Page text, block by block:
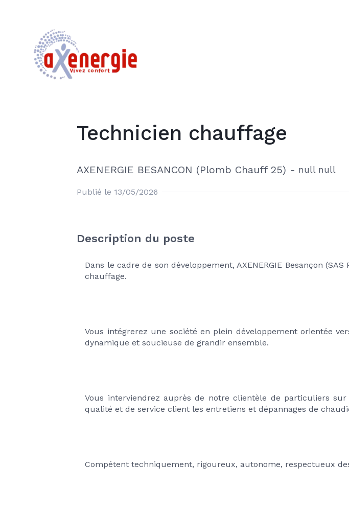
Technicien chauffage
AXENERGIE BESANCON (Plomb Chauff 25) - null null
Publié le 13/05/2026
Description du poste
Dans le cadre de son développement, AXENERGIE Besançon
chauffage.
Vous intégrerez une société en plein développement orientée
dynamique et soucieuse de grandir ensemble.
Vous interviendrez auprès de notre clientèle de particuliers
qualité et de service client les entretiens et dépannages de
Compétent techniquement, rigoureux, autonome, respectueux